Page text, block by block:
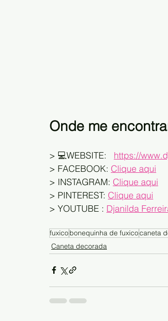
Onde me
> 💻WEBSITE: https://
> FACEBOOK: Clique aqui
> INSTAGRAM: Clique aqui
> PINTEREST: Clique aqui
> YOUTUBE : Djanilda
fuxicobonequinha de fuxicocaneta
Caneta decorada